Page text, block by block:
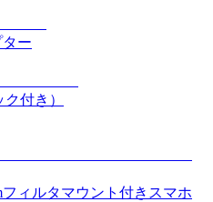
ー
付き）
フィルタマウント付きスマホ